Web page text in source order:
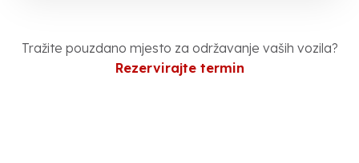
Tražite pouzdano mjesto za održavanje vaših vozila?
Rezervirajte termin